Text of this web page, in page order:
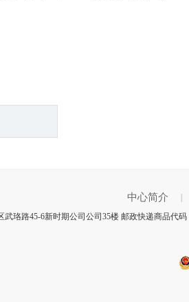
中心简介
珞路45-6新时期公司公司35楼 邮政快递商品代